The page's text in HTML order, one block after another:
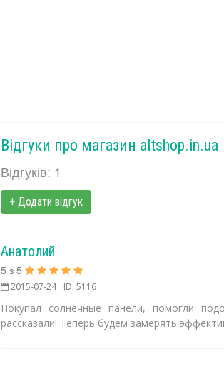
Відгуки про магазин altshop.in.ua
Відгуків: 1
+ Додати відгук
Анатолий
5 з 5
2015-07-24 ID: 5116
Покупал солнечные панели, помогли
рассказали! Теперь будем замерять